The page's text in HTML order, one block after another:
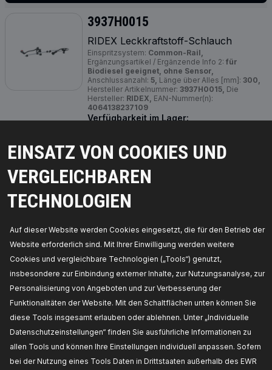
EINSATZ VON COOKIES UND
VERGLEICHBAREN
TECHNOLOGIEN
Auf dieser Website werden Cookies eingesetzt, die für den Betrieb der
Website erforderlich sind. Mit Ihrer Einwilligung werden weitere
Cookies und vergleichbare Technologien („Tools“) genutzt,
insbesondere zur Einbindung externer Inhalte, zur Nutzungsanalyse, zur
Personalisierung von Angeboten und zur Verbesserung der
Funktionalitäten der Website. Mit den Schaltflächen unten können Sie
diese Tools insgesamt erlauben oder ablehnen. Unter „Individuelle
Datenschutzeinstellungen“ finden Sie ausführliche Informationen zu
allen Tools und können Ihre Einstellungen individuell anpassen. Sofern
bei der Nutzung eines Tools Daten in Drittstaaten außerhalb des EWR
3937H0015
RIDEX Leckkraftstoff-Schlauch
Einspritzsystem: Common-Rail,
Ergänzungsartikel / Ergänzende Info 2: für
Biodiesel geeignet, ohne Sensor,
Anschlussanzahl: 5, Länge über Alles [mm]: 300,
Hersteller Artikelnummer: 3937H0015, Die
Hersteller: RIDEX, EAN-Nummer(n):
4064138237109
Verfügbarkeit im Lager:
PREIS FÜR HÄNDLER ERHALTEN
3937H0018
RIDEX Leckkraftstoff-Schlauch
Kraftstoffaufbereitung:
3937H0018,Die Hersteller:RIDEX, EAN-
Nummer(n): 4064138275606
Nicht auf Lager
PREIS FÜR HÄNDLER ERHALTEN
3937H0019
RIDEX Leckkraftstoff-Schlauch
Kraftstoffaufbereitung:Common Rail,Hersteller
Artikelnummer:3937H0019,Die Hersteller:
EAN-Nummer(n): 4064138303439
Verfügbarkeit im Lager: